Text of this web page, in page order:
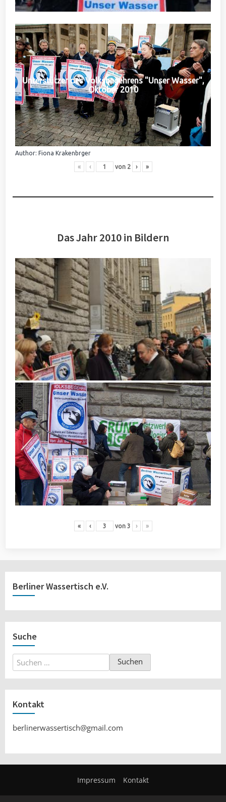
Unterstützer des Volksbegehrens "Unser Wasser",
Oktober 2010
Author: Fiona Krakenbrger
« ‹ von 2 › »
Das Jahr 2010 in Bildern
« ‹ von 3 › »
Berliner Wassertisch e.V.
Suche
Suchen
nach:
Kontakt
berlinerwassertisch@gmail.com
Impressum Kontakt